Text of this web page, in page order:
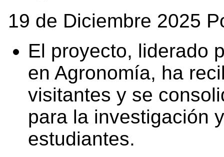
19 de Diciembre 2025
El proyecto, liderado
en Agronomía, ha
visitantes y se
para la investigación
estudiantes.